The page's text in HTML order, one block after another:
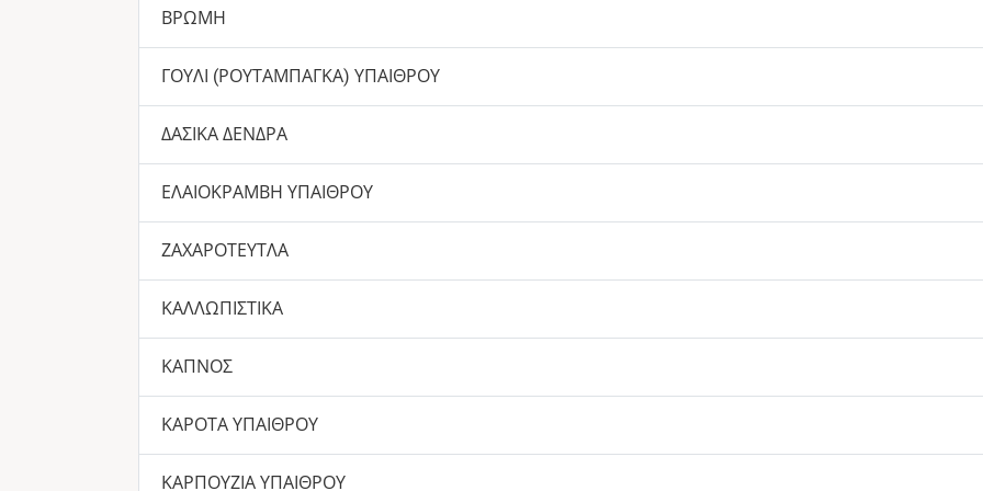
ΒΡΩΜΗ
ΓΟΥΛΙ (ΡΟΥΤΑΜΠΑΓΚΑ) ΥΠΑΙΘΡΟΥ
ΔΑΣΙΚΑ ΔΕΝΔΡΑ
ΕΛΑΙΟΚΡΑΜΒΗ ΥΠΑΙΘΡΟΥ
ΖΑΧΑΡΟΤΕΥΤΛΑ
ΚΑΛΛΩΠΙΣΤΙΚΑ
ΚΑΠΝΟΣ
ΚΑΡΟΤΑ ΥΠΑΙΘΡΟΥ
ΚΑΡΠΟΥΖΙΑ ΥΠΑΙΘΡΟΥ